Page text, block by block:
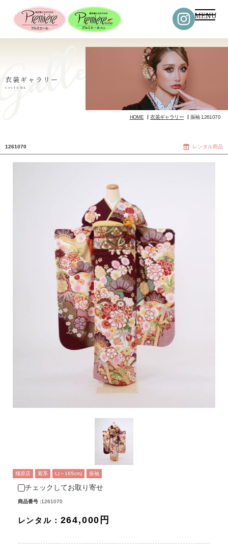
MENU
HOME 衣装ギャラリー 振袖 1261070
衣装ギャラリー
COSTUME
1261070 レンタル商品
橿原店 紫系 L(～165cm) 振袖
チェックしてお取り寄せ
商品番号 :1261070
レンタル： 264,000円